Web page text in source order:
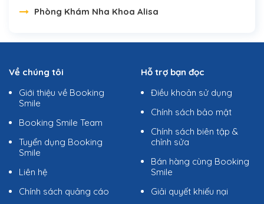
Phòng Khám Nha Khoa Alisa
Về chúng tôi
Giới thiệu về Booking
Smile
Booking Smile Team
Tuyển dụng Booking
Smile
Liên hệ
Chính sách quảng cáo
Hỗ trợ bạn đọc
Điều khoản sử dụng
Chính sách bảo mật
Chính sách biên tập &
chỉnh sửa
Bán hàng cùng Booking
Smile
Giải quyết khiếu nại